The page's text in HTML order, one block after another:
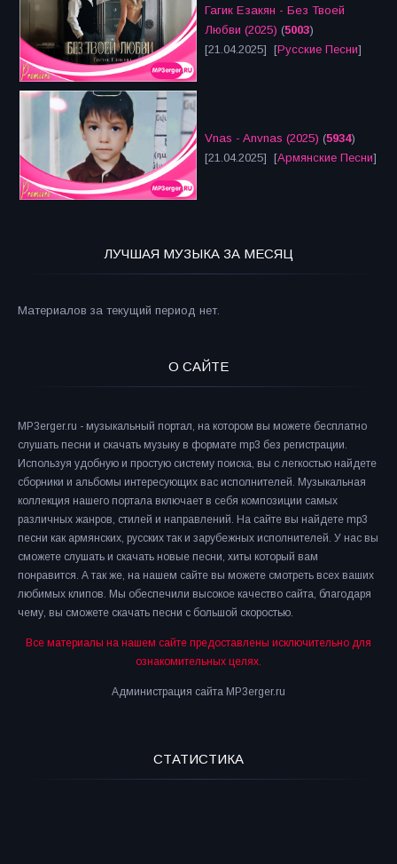
Гагик Езакян - Без Твоей
Любви (2025) (5003)
[21.04.2025] [Русские Песни]
Vnas - Anvnas (2025) (5934)
[21.04.2025] [Армянские Песни]
ЛУЧШАЯ МУЗЫКА ЗА МЕСЯЦ
Материалов за текущий период нет.
О САЙТЕ
MP3erger.ru - музыкальный портал, на котором вы можете бесплатно
слушать песни и скачать музыку в формате mp3 без регистрации.
Используя удобную и простую систему поиска, вы с легкостью найдете
сборники и альбомы интересующих вас исполнителей. Музыкальная
коллекция нашего портала включает в себя композиции самых
различных жанров, стилей и направлений. На сайте вы найдете mp3
песни как армянских, русских так и зарубежных исполнителей. У нас вы
сможете слушать и скачать новые песни, хиты который вам
понравится. А так же, на нашем сайте вы можете смотреть всех ваших
любимых клипов. Мы обеспечили высокое качество сайта, благодаря
чему, вы сможете скачать песни с большой скоростью.
Все материалы на нашем сайте предоставлены исключительно для
ознакомительных целях.
Администрация сайта MP3erger.ru
СТАТИСТИКА